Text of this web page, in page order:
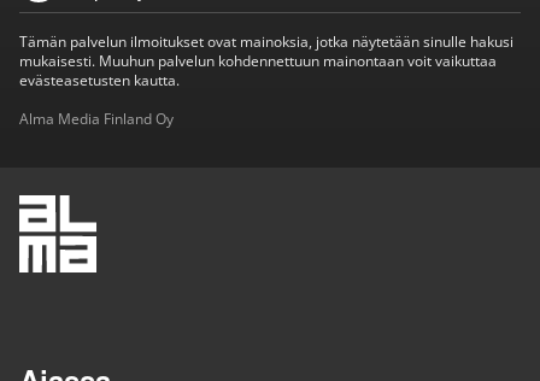
Tämän palvelun ilmoitukset ovat mainoksia, jotka näytetään sinulle hakusi
mukaisesti. Muuhun palvelun kohdennettuun mainontaan voit vaikuttaa
evästeasetusten kautta.
Alma Media Finland Oy